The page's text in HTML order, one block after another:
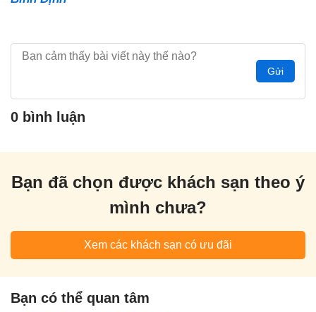
Gửi
0 bình luận
Bạn đã chọn được khách sạn theo ý
mình chưa?
Xem các khách sạn có ưu đãi
Bạn có thể quan tâm